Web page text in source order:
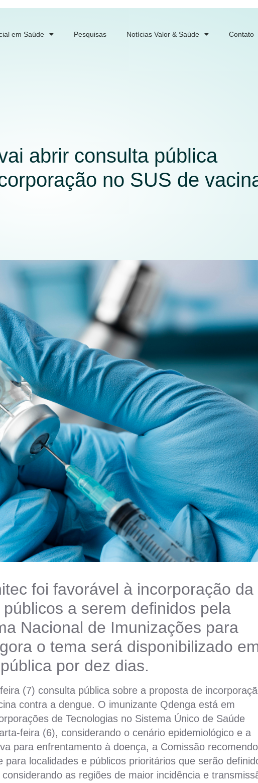
em Saúde Pesquisas Notícias Valor & Saúde Contato
abrir consulta pública
no SUS de
foi favorável à incorporação da
a serem definidos pela
Nacional de Imunizações para
o tema será disponibilizado
por dez dias.
(7) consulta pública sobre a proposta de
contra a dengue. O imunizante Qdenga está em
de Tecnologias no Sistema Único de Saúde
feira (6), considerando o cenário epidemiológico e a
para enfrentamento à doença, a Comissão
localidades e públicos prioritários que serão
as regiões de maior incidência e